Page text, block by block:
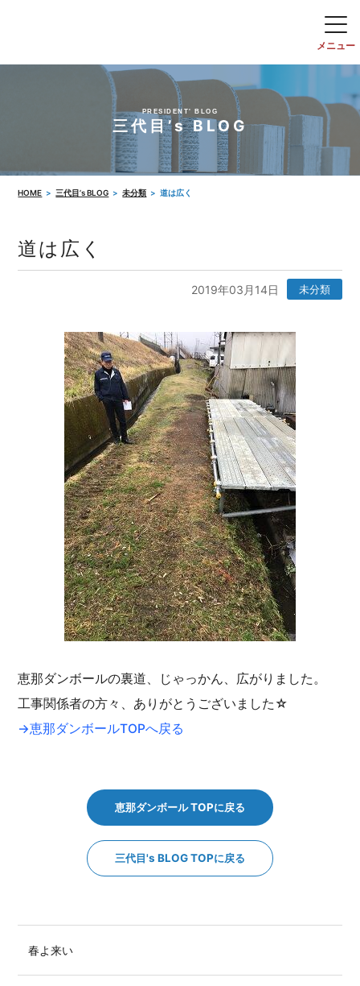
PRESIDENT' BLOG
三代目’s BLOG
HOME 三代目’s BLOG 未分類 道は広く
道は広く
2019年03月14日 未分類
恵那ダンボールの裏道、じゃっかん、広がりました。
工事関係者の方々、ありがとうございました☆
→恵那ダンボールTOPへ戻る
恵那ダンボール TOPに戻る
三代目's BLOG TOPに戻る
春よ来い